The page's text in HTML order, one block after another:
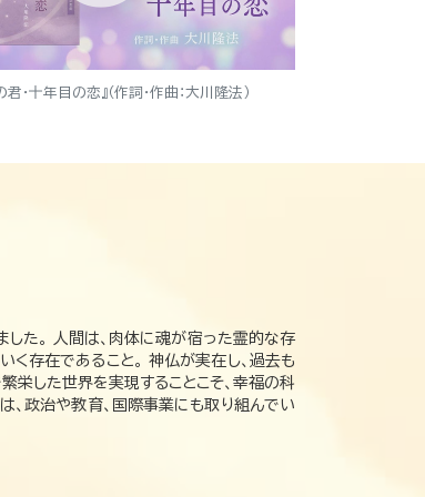
君・十年目の恋』（作詞・作曲：大川隆法）
た。 人間は、肉体に魂が宿った霊的な存
く存在であること。 神仏が実在し、過去も
栄した世界を実現することこそ、幸福の科
、政治や教育、国際事業にも取り組んでい